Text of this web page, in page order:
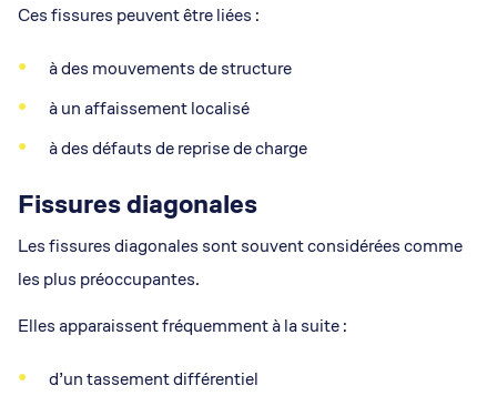
Ces fissures peuvent être liées :
à des mouvements de structure
à un affaissement localisé
à des défauts de reprise de charge
Fissures diagonales
Les fissures diagonales sont souvent considérées comme
les plus préoccupantes.
Elles apparaissent fréquemment à la suite :
d’un tassement différentiel